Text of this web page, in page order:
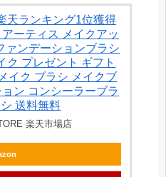
天ランキング1位獲得
ーティス メイクアッ
ァンデーションブラシ
ク プレゼント ギフト
イク ブラシ メイクブ
ン コンシーラーブラ
送料無料
楽天市場店